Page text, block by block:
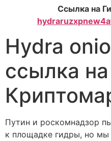
Ссылка на
Hydra
ссылка
Путин и роскомнадзор
к площадке гидры, но мы